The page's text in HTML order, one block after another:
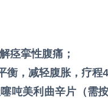
痉挛性腹痛；
，减轻腹胀，疗程
吨美利曲辛片（需